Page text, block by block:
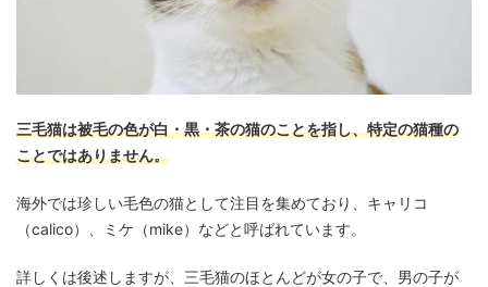
三毛猫は被毛の色が白・黒・茶の猫のことを指し、特定の猫種の
ことではありません。
海外では珍しい毛色の猫として注目を集めており、キャリコ
（calico）、ミケ（mike）などと呼ばれています。
詳しくは後述しますが、三毛猫のほとんどが女の子で、男の子が